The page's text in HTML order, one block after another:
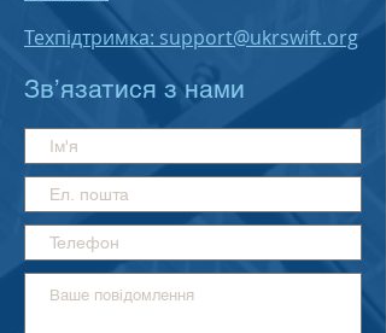
Техпідтримка: support@ukrswift.org
Зв’язатися з нами